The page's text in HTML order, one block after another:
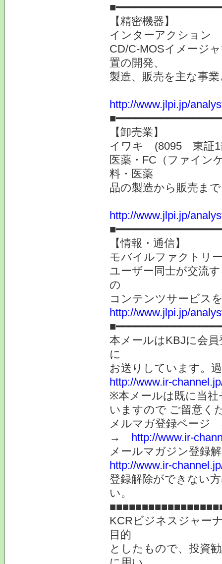
【精密機器】
インターアクショ
CD/C-MOSイメージ
置の開発、
製造、販売を主な事
http://www.jlpi.jp/
【卸売業】
イワキ (8095 東証1
医薬・FC（ファイン
料・医薬
品の製造から販売ま
http://www.jlpi.jp/
【情報・通信】
モバイルファクト
ユーザー同士が交流
の
コンテンツサービス
http://www.jlpi.jp/
本メールはKBJに会
に
お送りしています。
http://www.ir-
※本メールは既に当
いますので ご留意く
メルマガ登録ページ
→ http://www.ir-
メールマガジン登録
http://www.ir-
登録解除ができない
い。
KCRビジネスジャー
目的
としたもので、投資